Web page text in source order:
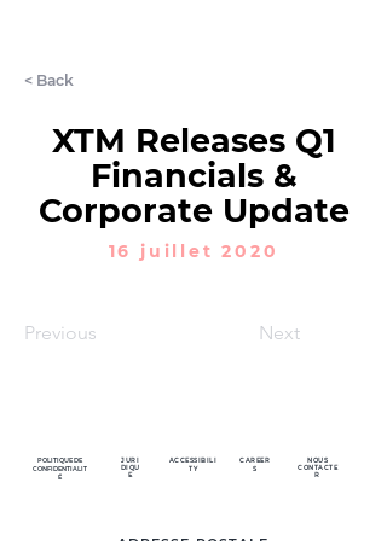
< Back
XTM Releases Q1
Financials &
Corporate Update
16 juillet 2020
Previous Next
POLITIQUE DE
CONFIDENTIALIT
É
NOUS
CONTACTE
R
CAREER
S
JURI
DIQU
E
ACCESSIBILI
TY